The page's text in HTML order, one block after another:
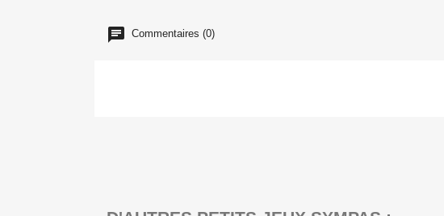
Commentaires (0)